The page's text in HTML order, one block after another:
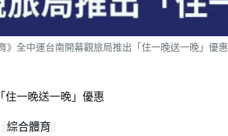
》全中運台南開幕觀旅局推出「住一晚送一晚」優惠
住一晚送一晚」優惠
綜合體育